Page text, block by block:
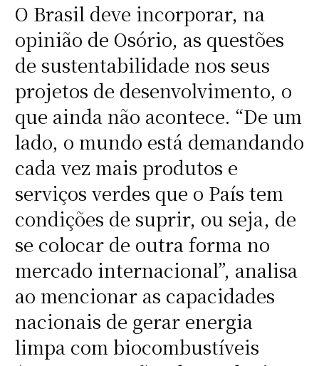
O Brasil deve incorporar, na
opinião de Osório, as questões
de sustentabilidade nos seus
projetos de desenvolvimento, o
que ainda não acontece. “De um
lado, o mundo está demandando
cada vez mais produtos e
serviços verdes que o País tem
condições de suprir, ou seja, de
se colocar de outra forma no
mercado internacional”, analisa
ao mencionar as capacidades
nacionais de gerar energia
limpa com biocombustíveis